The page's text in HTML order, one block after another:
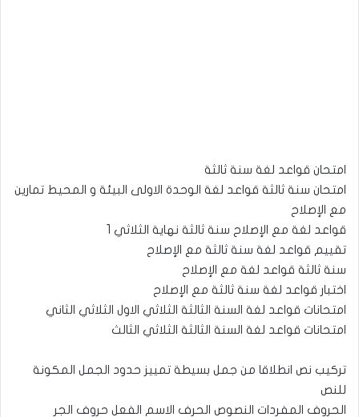
امتحان قواعد لغة سنة ثالثة
امتحان سنة ثالثة قواعد لغة الوحدة الاولى البيئة و المحيط تمارين
مع الإصلاح
قواعد لغة مع الإصلاح سنة ثالثة نهاية الثلاثي 1
تقييم قواعد لغة سنة ثالثة مع الإصلاح
سنة ثالثة قواعد لغة مع الإصلاح
اختبار قواعد لغة سنة ثالثة مع الإصلاح
امتحانات قواعد لغة السنة الثالثة الثلاثي الاول الثلاثي الثاني
امتحانات قواعد لغة السنة الثالثة الثلاثي الثالث
تركيب نص انطلاقا من جمل بسيطة تمييز حدود الجمل المكونة
للنص
الحروف المفردات النصوص الحرف الاسم الفعل حروف الجر